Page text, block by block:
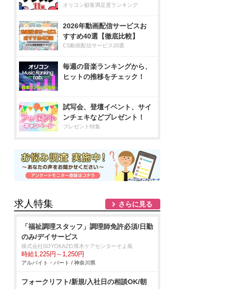
オリコン顧客満足度ランキング
2026年動画配信サービスお
すすめ40選【徹底比較】
CS動画配信サービス20選
毎週の音楽ランキングから、
ヒットの推移をチェック！
試写会、登壇イベント、サイ
ンチェキなどプレゼント！
プレゼント特集
求人特集 さらに見る
「福祉調理スタッフ」調理師免許必須/日勤
のみ/デイサービス
株式会社SOYOKAZE/厚木ケアセンターそよ風
時給1,225円～1,250円
アルバイト・パート / 神奈川県
フォークリフト/新規/入社日の相談OK/朝